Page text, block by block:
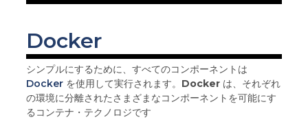
Docker
シンプルにするために、すべてのコンポーネントは
Dockerを使用して実行されます。 Dockerは、それぞれ
の環境に分離されたさまざまなコンポーネントを可能にす
るコンテナ・テクノロジです